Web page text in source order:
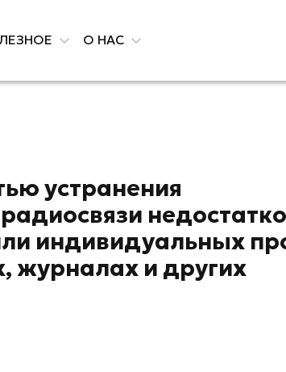
О НАС
устранения
индивидуальных
журналах и других